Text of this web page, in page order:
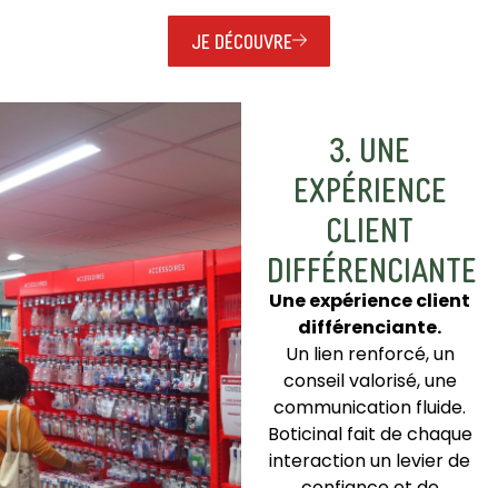
JE DÉCOUVRE
3. UNE
EXPÉRIENCE
CLIENT
DIFFÉRENCIANTE
Une expérience client
différenciante.
Un lien renforcé, un
conseil valorisé, une
communication fluide.
Boticinal fait de chaque
interaction un levier de